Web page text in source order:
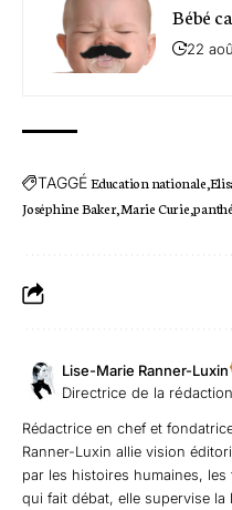
Bébé
22
TAGGÉEducation nationale
Joséphine Baker Marie Curie
Lise-Marie Ranner-Luxin
Directrice de la rédaction
Rédactrice en chef et
Ranner-Luxin allie vision
par les histoires humaines, les
qui fait débat, elle supervise la